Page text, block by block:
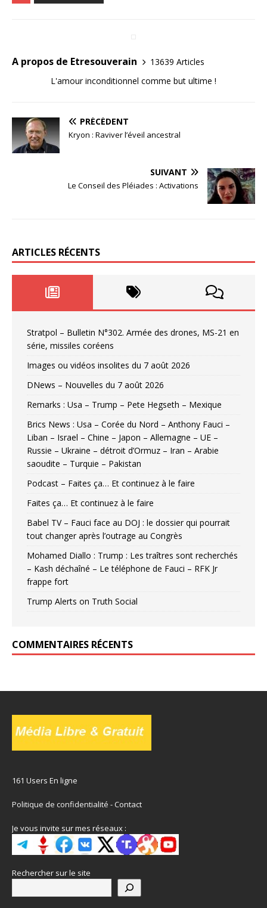
A propos de Etresouverain
13639 Articles
L'amour inconditionnel comme but ultime !
PRÉCÉDENT
Kryon : Raviver l’éveil ancestral
SUIVANT
Le Conseil des Pléiades : Activations
ARTICLES RÉCENTS
Stratpol – Bulletin N°302. Armée des drones, MS-21 en
série, missiles coréens
Images ou vidéos insolites du 7 août 2026
DNews – Nouvelles du 7 août 2026
Remarks : Usa – Trump – Pete Hegseth – Mexique
Brics News : Usa – Corée du Nord – Anthony Fauci –
Liban – Israel – Chine – Japon – Allemagne – UE –
Russie – Ukraine – détroit d’Ormuz – Iran – Arabie
saoudite – Turquie – Pakistan
Podcast – Faites ça… Et continuez à le faire
Faites ça… Et continuez à le faire
Babel TV – Fauci face au DOJ : le dossier qui pourrait
tout changer après l’outrage au Congrès
Mohamed Diallo : Trump : Les traîtres sont recherchés
– Kash déchaîné – Le téléphone de Fauci – RFK Jr
frappe fort
Trump Alerts on Truth Social
COMMENTAIRES RÉCENTS
161 Users En ligne
Politique de confidentialité -Contact
Je vous invite sur mes réseaux :
Rechercher sur le site